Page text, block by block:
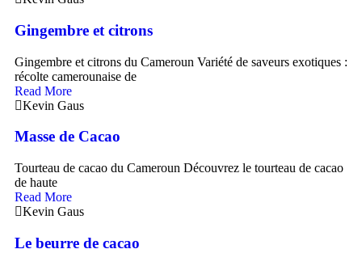
Gingembre et citrons
Gingembre et citrons du Cameroun Variété de saveurs exotiques :
récolte camerounaise de
Read More
Kevin Gaus
Masse de Cacao
Tourteau de cacao du Cameroun Découvrez le tourteau de cacao
de haute
Read More
Kevin Gaus
Le beurre de cacao